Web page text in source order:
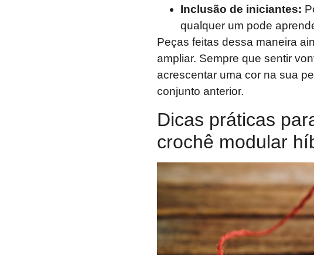
Inclusão de iniciantes:
qualquer um pode
Peças feitas dessa maneira
ampliar. Sempre que sentir
acrescentar uma cor na sua
conjunto anterior.
Dicas práticas
crochê modular